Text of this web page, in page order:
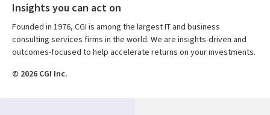
Insights you can act on
Founded in 1976, CGI is among the largest IT and business
consulting services firms in the world. We are insights-driven and
outcomes-focused to help accelerate returns on your investments.
© 2026 CGI Inc.